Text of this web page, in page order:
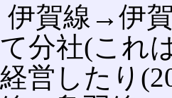
伊賀線→伊
て分社(これ
経営したり